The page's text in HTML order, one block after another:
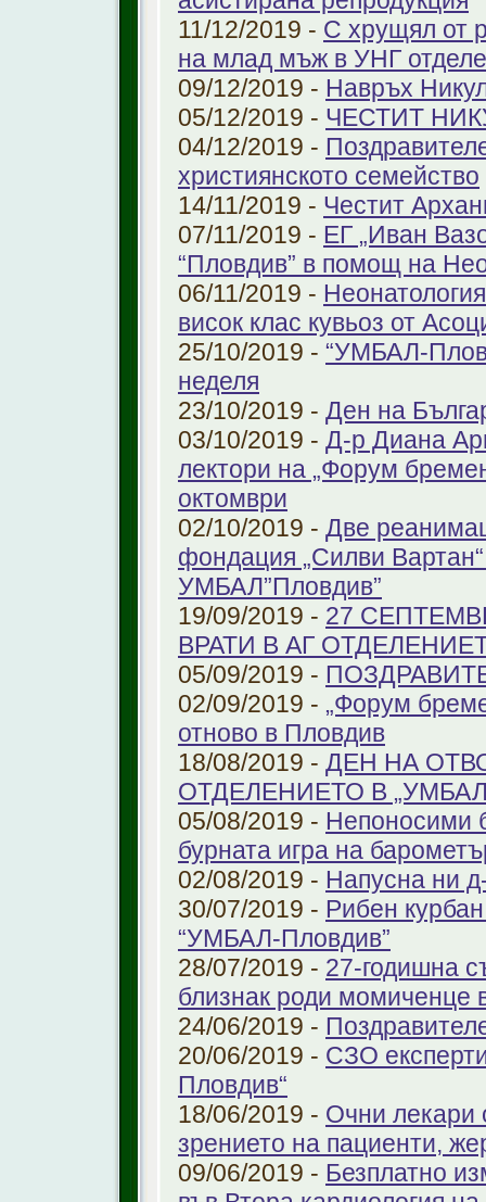
11/12/2019 - С хрущял от
на млад мъж в УНГ
09/12/2019 - Навръх
05/12/2019 - ЧЕСТИТ
04/12/2019 -
християнското семейство
14/11/2019 - Честит
07/11/2019 - ЕГ „Иван
“Пловдив” в помощ на
06/11/2019 -
висок клас кувьоз от
25/10/2019 - “УМБАЛ-
неделя
23/10/2019 - Ден на
03/10/2019 - Д-р Диана
лектори на „Форум
октомври
02/10/2019 - Две
фондация „Силви
УМБАЛ”Пловдив”
19/09/2019 - 27
ВРАТИ В АГ
05/09/2019 -
02/09/2019 - „Форум
отново в Пловдив
18/08/2019 - ДЕН НА
ОТДЕЛЕНИЕТО В
05/08/2019 - Непоносими
бурната игра на
02/08/2019 - Напусна ни
30/07/2019 - Рибен
“УМБАЛ-Пловдив”
28/07/2019 - 27-годишна
близнак роди момиченце
24/06/2019 -
20/06/2019 - СЗО
Пловдив“
18/06/2019 - Очни лекари
зрението на пациенти,
09/06/2019 - Безплатно